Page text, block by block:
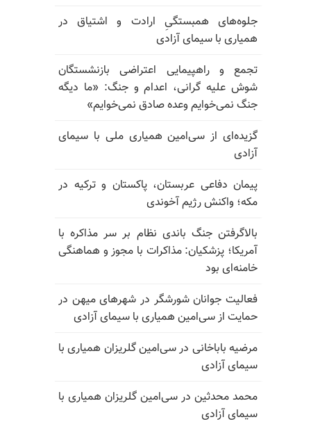
جلوه‌های همبستگیِ ارادت و اشتیاق در
همیاری با سیمای آزادی
تجمع و راهپیمایی اعتراضی بازنشستگان
شوش علیه گرانی، اعدام و جنگ: «ما دیگه
جنگ نمی‌خوایم وعده صادق نمی‌خوایم»
گزیده‌ای از سی‌امین همیاری ملی با سیمای
آزادی
پیمان دفاعی عربستان، پاکستان و ترکیه در
مکه؛ واکنش رژیم آخوندی
بالا‌گرفتن جنگ باندی نظام بر سر مذاکره با
آمریکا؛ پزشکیان: مذاکرات با مجوز و هماهنگی
خامنه‌ای بود
فعالیت جوانان شورشگر در شهرهای میهن در
حمایت از سی‌امین همیاری با سیمای آزادی
مرضیه باباخانی در سی‌امین گلریزان همیاری با
سیمای آزادی
محمد محدثین در سی‌امین گلریزان همیاری با
سیمای آزادی